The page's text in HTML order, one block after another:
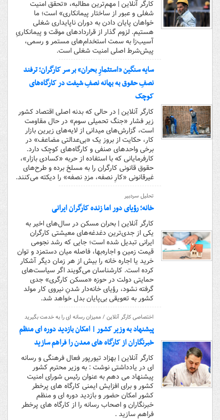
کارگر آنلاین | مهم‌ترین مطالبه، «تحقق امنیت
شغلی و عبور از ساختار پیمانکاری» است؛ ما
خواهان پایان دادن به دوران ناپایداری شغلی
هستیم. لزوم گذار از قراردادهای موقت و پیمانکاریِ
آسیب‌زا به سمت استخدام‌های مستمر و رسمی،
پیش‌شرط اصلی امنیت شغلی است.
سایه سنگین «استثمارِ بحران» بر سر کارگران؛ ترفند
نصفِ حقوق به بهانه نصفِ شیفت در کارگاه‌های
کوچک
کارگر آنلاین | در حالی که بدنه اصلی اقتصاد کشور
زیر فشار «جنگ تحمیلی سوم» در حال مقاومت
است، گزارش‌های میدانی از لایه‌های زیرین بازار
کار، حکایت از بروز یک «بی‌عدالتی مضاعف» در
برخی واحدهای صنفی و کارگاه‌های کوچک دارد.
کارفرمایانی که با استفاده از حربه «کسادی بازار»،
حقوق قانونی کارگران را به مسلخ برده و طرح‌های
غیرقانونی «کارِ نصفه، مزدِ نصفه» را دیکته می‌کنند.
تحلیل سردبیر
خانه؛ رؤیای دور اما زنده کارگران ایرانی
کارگر آنلاین | بحران مسکن در سال‌های اخیر به
یکی از جدی‌ترین دغدغه‌های معیشتی کارگران
ایرانی تبدیل شده است؛ جایی که رشد نجومی
قیمت زمین و اجاره‌بها، فاصله میان دستمزد و توان
خرید یا اجاره خانه را بیش از هر زمان دیگر آشکار
کرده است. کارشناسان می‌گویند اگر سیاست‌های
حمایتی دولت در حوزه «مسکن کارگری» جدی
گرفته نشود، رؤیای خانه‌دار شدنِ نیروی کار مولد
کشور به تعویقی بی‌پایان بدل خواهد شد.
اختصاصی کارگر آنلاین / ممیزان رسانه ای را به خدمت بگیرید
پیشنهاد به وزیر کشور | امکان بازدید دوره ای منظم
خبرنگاران از کارگاه های معدن را فراهم سازید
کارگر آنلاین | بهزاد تیورپور فعال فرهنگی و رسانه
ای در یادداشتی نوشت : به وزیر محترم کشور
پیشنهاد می دهم به عنوان رئیس شورای امنیت
کشور و برای افزایش ایمنی کارگاه های پرخطر
کشور امکان حضور و بازدید دوره ای و منظم
خبرنگاران و اصحاب رسانه را از کارگاه های پرخطر
فراهم سازید .